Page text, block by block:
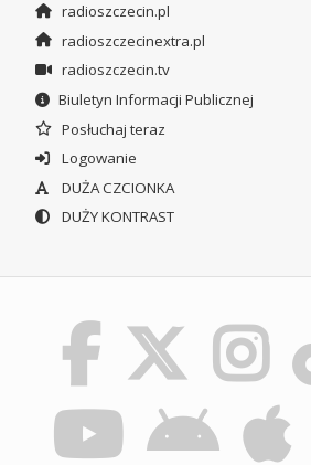
radioszczecin.pl
radioszczecinextra.pl
radioszczecin.tv
Biuletyn Informacji Publicznej
Posłuchaj teraz
Logowanie
DUŻA CZCIONKA
DUŻY KONTRAST